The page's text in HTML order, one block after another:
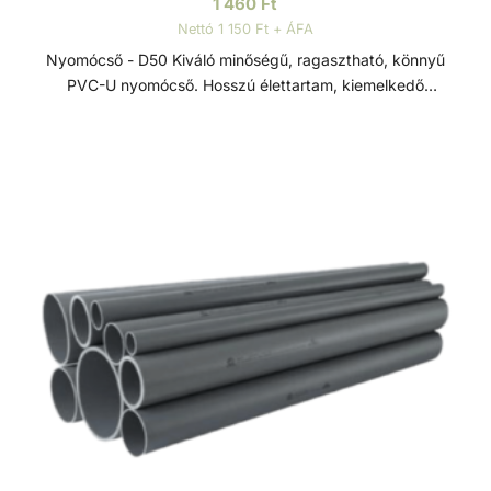
Nettó 1 150 Ft + ÁFA
Nyomócső - D50 Kiváló minőségű, ragasztható, könnyű
PVC-U nyomócső. Hosszú élettartam, kiemelkedő
köszönhetően technológiai (savas vagy lúgos közegek) és
vízgépészeti (uszoda technika) csőhálózatok kedvelt
megoldása.